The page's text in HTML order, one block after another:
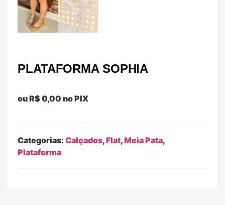
PLATAFORMA SOPHIA
ouR$0,00 no PIX
Categorias: Calçados,Flat,Meia Pata,
Plataforma